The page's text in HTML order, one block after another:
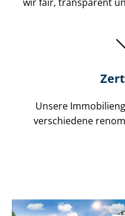
Unsere
verschiedene